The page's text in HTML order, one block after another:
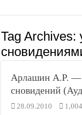
Tag Archives:
Арлашин А.Р. —
сновидений
28.09.2010 1,004